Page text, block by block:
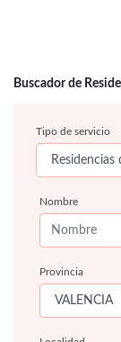
Buscador de
Tipo de servicio
Nombre
Provincia